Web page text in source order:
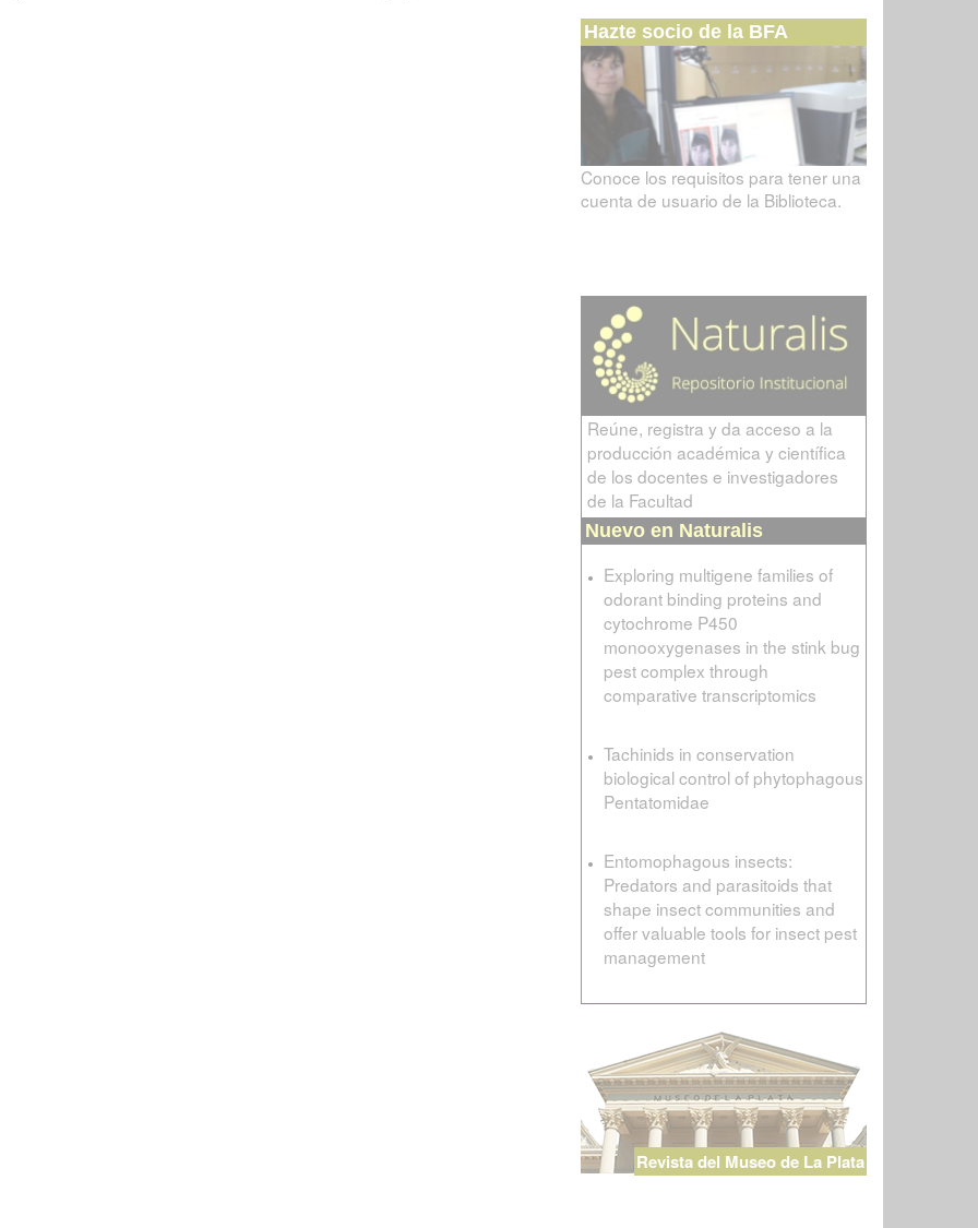
Hazte socio de la BFA
Conoce los requisitos para tener una
cuenta de usuario de la Biblioteca.
Reúne, registra y da acceso a la
producción académica y científica
de los docentes e investigadores
de la Facultad
Nuevo en Naturalis
Exploring multigene families of
odorant binding proteins and
cytochrome P450
monooxygenases in the stink bug
pest complex through
comparative transcriptomics
Tachinids in conservation
biological control of phytophagous
Pentatomidae
Entomophagous insects:
Predators and parasitoids that
shape insect communities and
offer valuable tools for insect pest
management
Revista del Museo de La Plata